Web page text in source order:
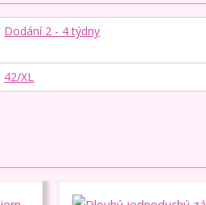
Dodání 2 - 4 týdny
42/XL